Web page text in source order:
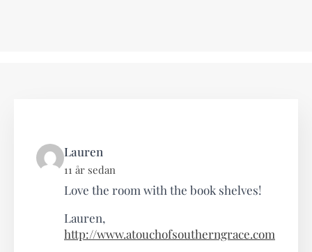
Lauren
11 år sedan
Love the room with the book shelves!
Lauren,
http://www.atouchofsoutherngrace.com